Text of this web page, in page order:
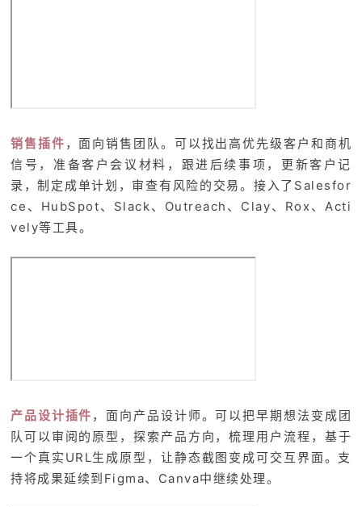
销售插件 ，面向销售团队。可以找出高优先级客户和商机
信号，准备客户会议材料，跟进后续事项，更新客户记
录，制定成单计划，审查有风险的交易。接入了Salesfor
ce、HubSpot、Slack、Outreach、Clay、Rox、Acti
vely等工具。
产品设计插件 ，面向产品设计师。可以把早期想法变成团
队可以审阅的原型，探索产品方向，梳理用户流程，基于
一个真实URL生成原型，让静态截图变成可交互界面。支
持将成果延续到Figma、Canva中继续处理。